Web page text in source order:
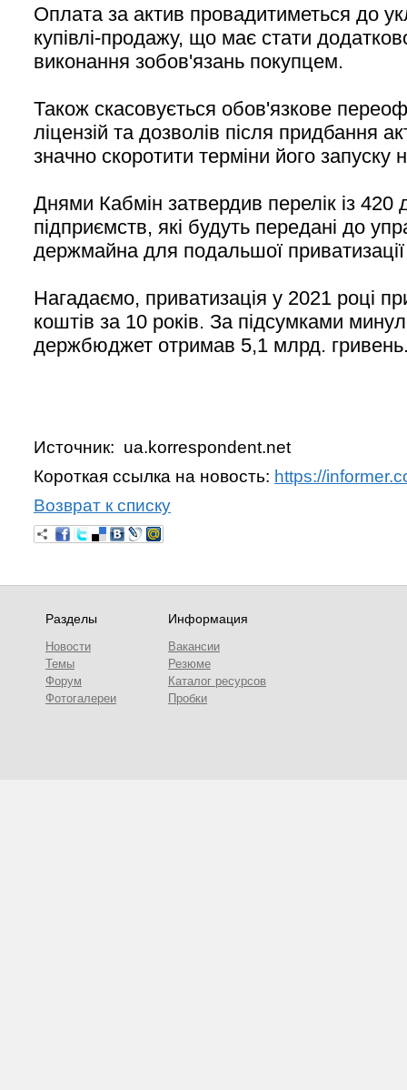
Оплата за актив провадитиметься до
купівлі-продажу, що має стати
виконання зобов'язань покупцем.
Також скасовується обов'язкове
ліцензій та дозволів після придбання
значно скоротити терміни його
Днями Кабмін затвердив перелік із 420
підприємств, які будуть передані до
держмайна для подальшої приватизації
Нагадаємо, приватизація у 2021 році
коштів за 10 років. За підсумками
держбюджет отримав 5,1 млрд.
Источник: ua.korrespondent.net
Короткая ссылка на новость: https://
Возврат к списку
Разделы
Новости
Темы
Форум
Фотогалереи
Информация
Вакансии
Резюме
Каталог ресурсов
Пробки